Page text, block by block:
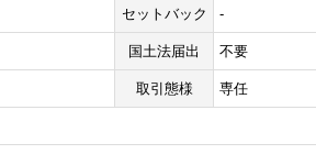
セットバック -
国土法届出 不要
取引態様 専任